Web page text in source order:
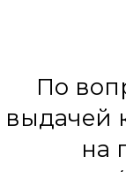
По
выдачей
на